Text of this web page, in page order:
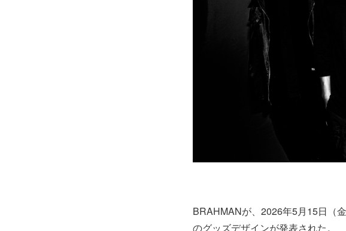
BRAHMANが、2026年5月15日（
のグッズデザインが発表された。